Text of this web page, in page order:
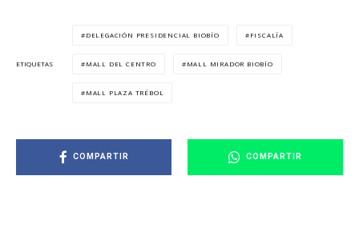
ETIQUETAS
DELEGACIÓN PRESIDENCIAL BIOBÍO FISCALÍA
MALL DEL CENTRO MALL MIRADOR BIOBÍO
MALL PLAZA TRÉBOL
COMPARTIR COMPARTIR